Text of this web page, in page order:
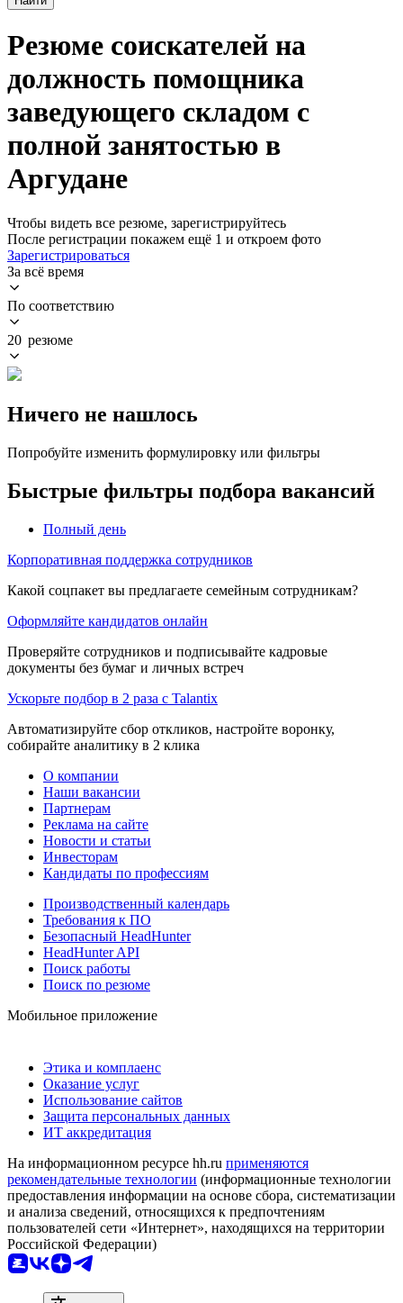
Резюме соискателей на
должность помощника
заведующего складом с
полной занятостью в
Аргудане
Чтобы видеть все резюме, зарегистрируйтесь
После регистрации покажем ещё 1 и откроем фото
Зарегистрироваться
За всё время
По соответствию
20 резюме
Ничего не нашлось
Попробуйте изменить формулировку или фильтры
Быстрые фильтры подбора вакансий
Полный день
Корпоративная поддержка сотрудников
Какой соцпакет вы предлагаете семейным сотрудникам?
Оформляйте кандидатов онлайн
Проверяйте сотрудников и подписывайте кадровые
документы без бумаг и личных встреч
Ускорьте подбор в 2 раза с Talantix
Автоматизируйте сбор откликов, настройте воронку,
собирайте аналитику в 2 клика
О компании
Наши вакансии
Партнерам
Реклама на сайте
Новости и статьи
Инвесторам
Кандидаты по профессиям
Производственный календарь
Требования к ПО
Безопасный HeadHunter
HeadHunter API
Поиск работы
Поиск по резюме
Мобильное приложение
Этика и комплаенс
Оказание услуг
Использование сайтов
Защита персональных данных
ИТ аккредитация
На информационном ресурсе hh.ru применяются
рекомендательные технологии (информационные технологии
предоставления информации на основе сбора, систематизации
и анализа сведений, относящихся к предпочтениям
пользователей сети «Интернет», находящихся на территории
Российской Федерации)